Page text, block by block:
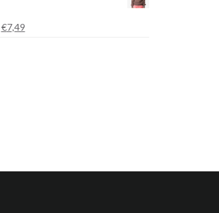
Oorspronkelijke
€7,49Huidige